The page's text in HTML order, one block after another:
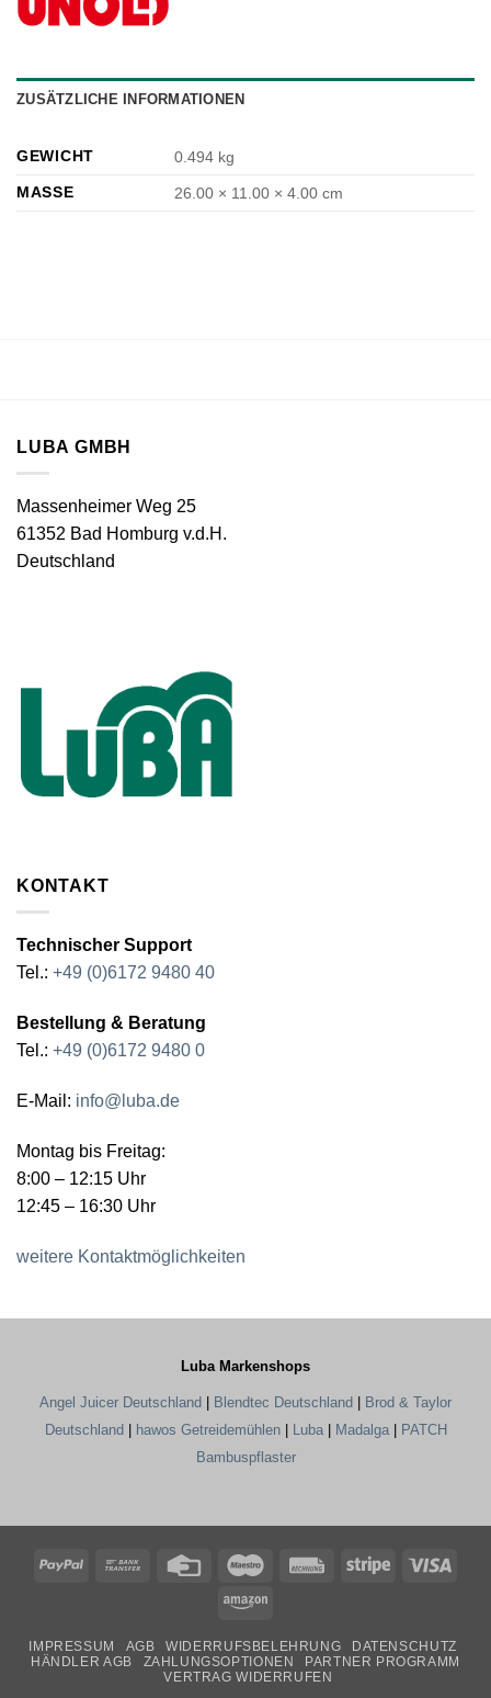
ZUSÄTZLICHE INFORMATIONEN
GEWICHT
0.494 kg
MASSE
26.00 × 11.00 × 4.00 cm
LUBA GMBH
Massenheimer Weg 25
61352 Bad Homburg v.d.H.
Deutschland
KONTAKT
Technischer Support
Tel.: +49 (0)6172 9480 40
Bestellung & Beratung
Tel.: +49 (0)6172 9480 0
E-Mail: info@luba.de
Montag bis Freitag:
8:00 – 12:15 Uhr
12:45 – 16:30 Uhr
weitere Kontaktmöglichkeiten
Luba Markenshops
Angel Juicer Deutschland Blendtec Deutschland
Brod & Taylor
Deutschland
hawos Getreidemühlen| Luba| Madalga|
PATCH
Bambuspflaster
PayPal
Bank
Credit
Maestro RechungStripe
Amazon
IMPRESSUM AGB WIDERRUFSBELEHRUNG
DATENSCHUTZ
HÄNDLER AGB
ZAHLUNGSOPTIONEN
PARTNER PROGRAMM
VERTRAG WIDERRUFEN